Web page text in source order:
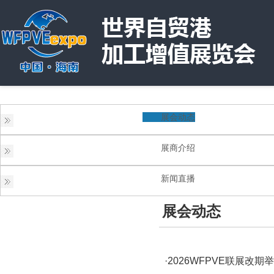
展会动态
展商介绍
新闻直播
展会动态
·2026WFPVE联展改期